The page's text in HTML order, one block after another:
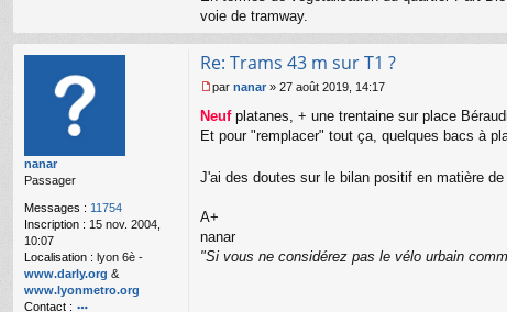
voie de tramway.
nanar
Passager
Messages : 11754
Inscription : 15 nov. 2004,
10:07
Localisation : lyon 6è -
www.darly.org &
www.lyonmetro.org
Contact :
Re: Trams 43 m sur T1 ?
e
s
g
n
l
par nanar » 27 août 2019, 14:17
Neufplatanes, + une trentaine sur place
Et pour "remplacer" tout ça, quelques bacs à
J'ai des doutes sur le bilan positif en matière de
A+
nanar
"Si vous ne considérez pas le vélo urbain